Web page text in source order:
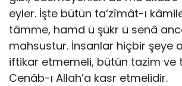
eyler. İşte bütün ta‘zîmât-ı
tâmme, hamd ü şükr ü senâ
mahsustur. İnsanlar hiçbir şeye
iftikar etmemeli, bütün tazim ve
Cenâb-ı Allah’a kasr etmelidir.